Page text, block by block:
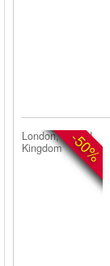
-50%
London, United
Kingdom